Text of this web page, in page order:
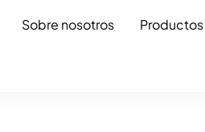
Sobre nosotros Productos